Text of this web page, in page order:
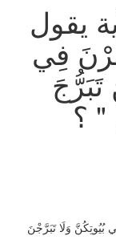
يقول
فِي
تَبَرُّجَ
" ؟
وَلَا تَبَرَّجْنَ